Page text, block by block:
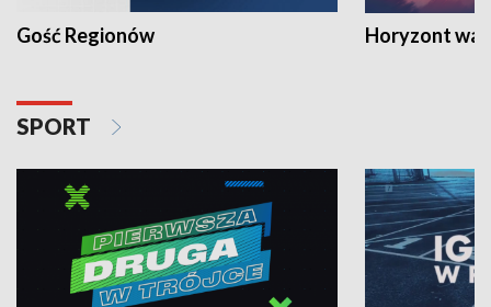
Gość Regionów Horyzont
SPORT